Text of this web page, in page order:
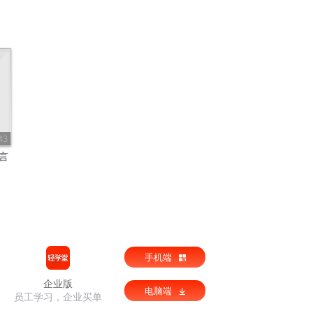
企业版
员工学习，企业买单
手机端
电脑端